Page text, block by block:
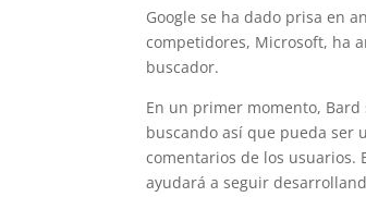
Google se ha dado prisa en
competidores, Microsoft, ha
buscador.
En un primer momento,
buscando así que pueda ser
comentarios de los usuarios.
ayudará a seguir